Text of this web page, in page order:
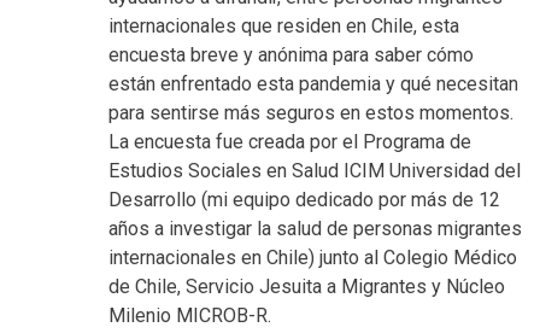
internacionales que residen en Chile, esta
encuesta breve y anónima para saber cómo
están enfrentado esta pandemia y qué necesitan
para sentirse más seguros en estos momentos.
La encuesta fue creada por el Programa de
Estudios Sociales en Salud ICIM Universidad del
Desarrollo (mi equipo dedicado por más de 12
años a investigar la salud de personas migrantes
internacionales en Chile) junto al Colegio Médico
de Chile, Servicio Jesuita a Migrantes y Núcleo
Milenio MICROB-R.